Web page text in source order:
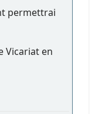
permettrai
Vicariat en